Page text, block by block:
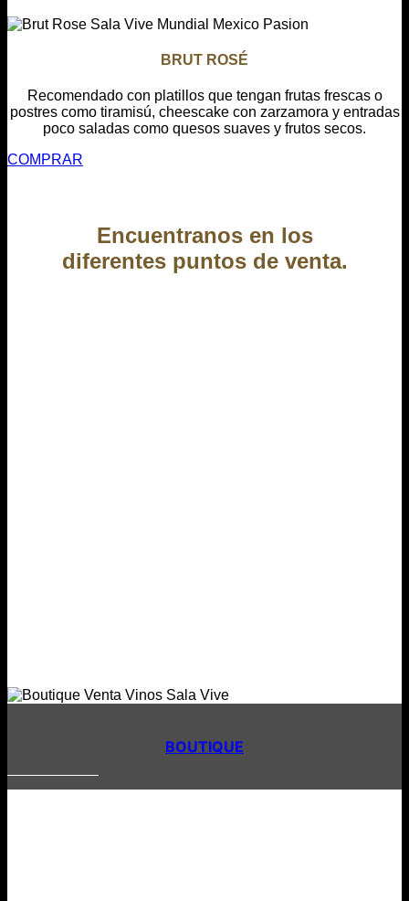
BRUT ROSÉ
Recomendado con platillos que tengan frutas frescas o
postres como tiramisú, cheescake con zarzamora y entradas
poco saladas como quesos suaves y frutos secos.
COMPRAR
Encuentranos en los
diferentes puntos de venta.
BOUTIQUE